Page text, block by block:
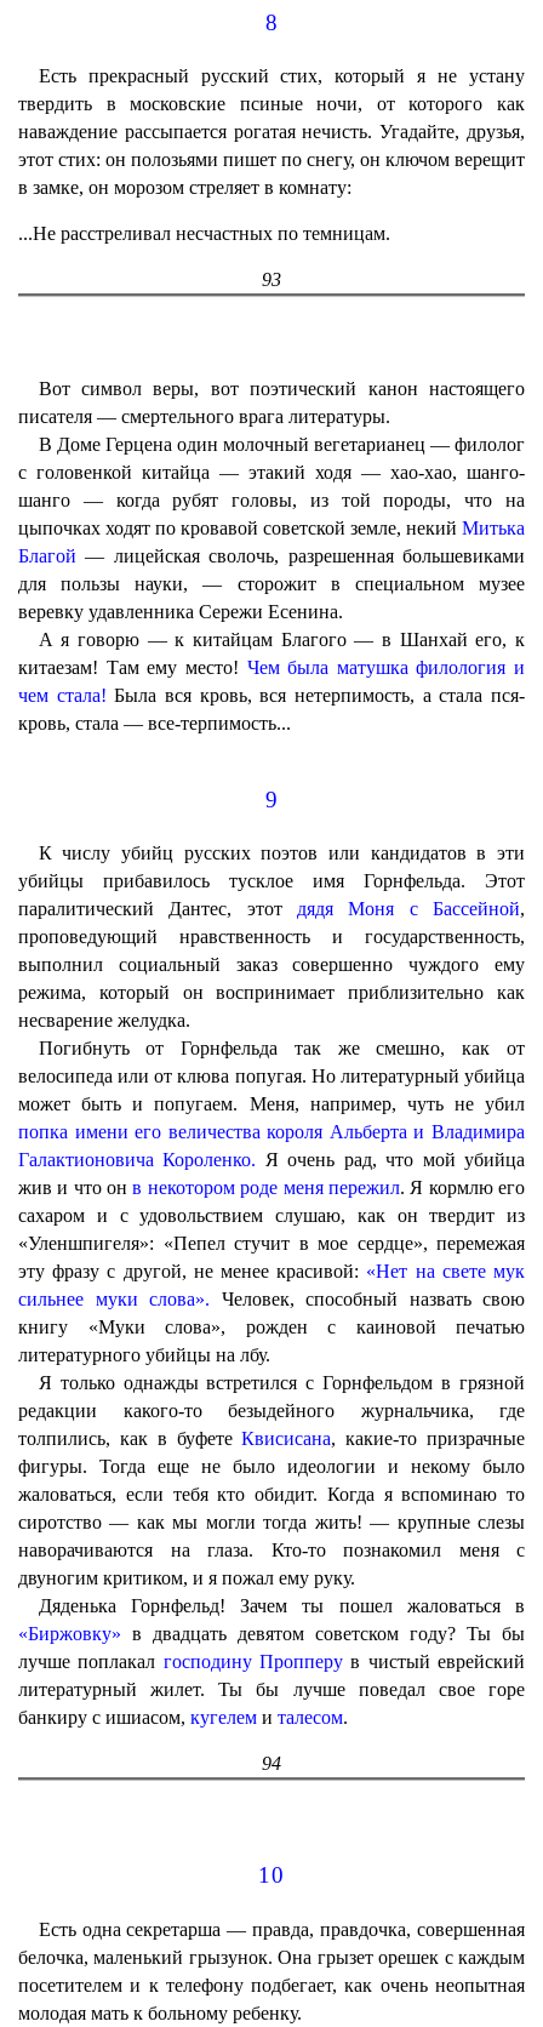
8
Есть прекрасный русский стих, который я не устану
твердить в московские псиные ночи, от которого как
наваждение рассыпается рогатая нечисть. Угадайте, друзья,
этот стих: он полозьями пишет по снегу, он ключом верещит
в замке, он морозом стреляет в комнату:
...Не расстреливал несчастных по темницам.
93
Вот символ веры, вот поэтический канон настоящего
писателя — смертельного врага литературы.
В Доме Герцена один молочный вегетарианец — филолог
с головенкой китайца — этакий ходя — хао-хао, шанго-
шанго — когда рубят головы, из той породы, что на
цыпочках ходят по кровавой советской земле, некий Митька
Благой — лицейская сволочь, разрешенная большевиками
для пользы науки, — сторожит в специальном музее
веревку удавленника Сережи Есенина.
А я говорю — к китайцам Благого — в Шанхай его, к
китаезам! Там ему место! Чем была матушка филология и
чем стала! Была вся кровь, вся нетерпимость, а стала пся-
кровь, стала — все-терпимость...
9
К числу убийц русских поэтов или кандидатов в эти
убийцы прибавилось тусклое имя Горнфельда. Этот
паралитический Дантес, этот дядя Моня с Бассейной,
проповедующий нравственность и государственность,
выполнил социальный заказ совершенно чуждого ему
режима, который он воспринимает приблизительно как
несварение желудка.
Погибнуть от Горнфельда так же смешно, как от
велосипеда или от клюва попугая. Но литературный убийца
может быть и попугаем. Меня, например, чуть не убил
попка имени его величества короля Альберта и Владимира
Галактионовича Короленко. Я очень рад, что мой убийца
жив и что онв некотором роде меня пережил. Я кормлю его
сахаром и с удовольствием слушаю, как он твердит из
«Уленшпигеля»: «Пепел стучит в мое сердце», перемежая
эту фразу с другой, не менее красивой: «Нет на свете мук
сильнее муки слова». Человек, способный назвать свою
книгу «Муки слова», рожден с каиновой печатью
литературного убийцы на лбу.
Я только однажды встретился с Горнфельдом в грязной
редакции какого-то безыдейного журнальчика, где
толпились, как в буфетеКвисисана, какие-то призрачные
фигуры. Тогда еще не было идеологии и некому было
жаловаться, если тебя кто обидит. Когда я вспоминаю то
сиротство — как мы могли тогда жить! — крупные слезы
наворачиваются на глаза. Кто-то познакомил меня с
двуногим критиком, и я пожал ему руку.
Дяденька Горнфельд! Зачем ты пошел жаловаться в
«Биржовку» в двадцать девятом советском году? Ты бы
лучше поплакал господину Пропперу в чистый еврейский
литературный жилет. Ты бы лучше поведал свое горе
банкиру с ишиасом, кугелем и талесом.
94
10
Есть одна секретарша — правда, правдочка, совершенная
белочка, маленький грызунок. Она грызет орешек с каждым
посетителем и к телефону подбегает, как очень неопытная
молодая мать к больному ребенку.